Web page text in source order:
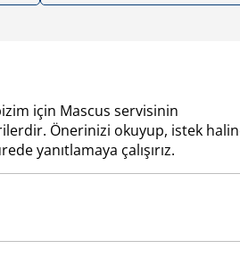
için Mascus servisinin
Önerinizi okuyup, istek
yanıtlamaya çalışırız.